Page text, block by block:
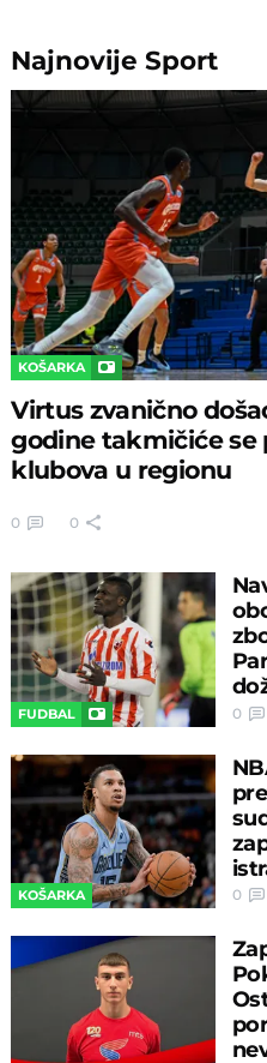
NajnovijeSport
KOŠARKA
Virtus zvanično
godine takmičiće se
klubova u regionu
0 0
FUDBAL 0
KOŠARKA 0